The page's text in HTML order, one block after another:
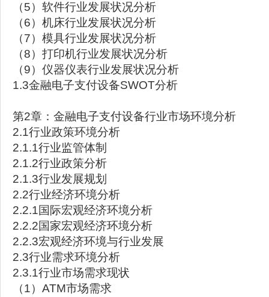
（5）软件行业发展状况分析
（6）机床行业发展状况分析
（7）模具行业发展状况分析
（8）打印机行业发展状况分析
（9）仪器仪表行业发展状况分析
1.3金融电子支付设备SWOT分析
第2章：金融电子支付设备行业市场环境分析
2.1行业政策环境分析
2.1.1行业监管体制
2.1.2行业政策分析
2.1.3行业发展规划
2.2行业经济环境分析
2.2.1国际宏观经济环境分析
2.2.2国家宏观经济环境分析
2.2.3宏观经济环境与行业发展
2.3行业需求环境分析
2.3.1行业市场需求现状
（1）ATM市场需求